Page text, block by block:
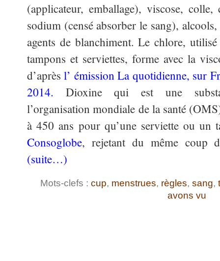
(applicateur, emballage), viscose,
sodium (censé absorber le sang),
agents de blanchiment. Le chlore,
tampons et serviettes, forme avec la
d’aprèsl’ émission La quotidienne, sur
2014. Dioxine qui est une
l’organisation mondiale de la santé
à 450 ans pour qu’une serviette ou un
Consoglobe, rejetant du même coup
(suite…)
Mots-clefs : cup, menstrues, règles, sang,
avons vu